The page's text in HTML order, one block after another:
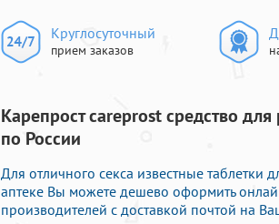
Круглосуточный
прием заказов
Карепрост careprost средство
по России
Для отличного секса известные
аптеке Вы можете дешево оформить
производителей с доставкой почтой на